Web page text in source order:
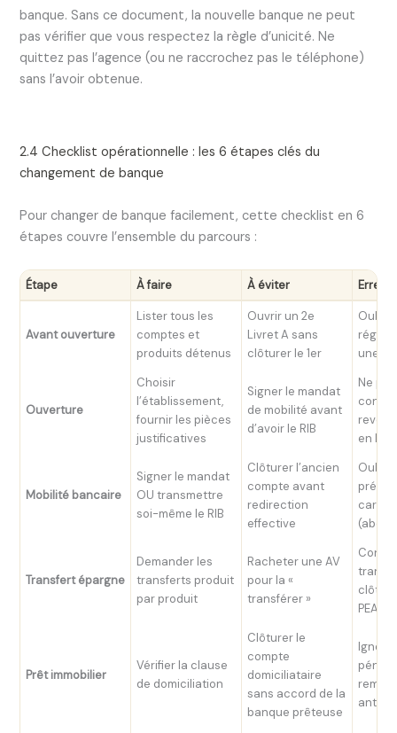
banque. Sans ce document, la nouvelle banque ne peut
pas vérifier que vous respectez la règle d’unicité. Ne
quittez pas l’agence (ou ne raccrochez pas le téléphone)
sans l’avoir obtenue.
2.4 Checklist opérationnelle : les 6 étapes clés du
changement de banque
Pour changer de banque facilement, cette checklist en 6
étapes couvre l’ensemble du parcours :
Étape À faire À éviter Erreur
Avant ouverture
Lister tous les
comptes et
produits détenus
Ouvrir un 2e
Livret A sans
clôturer le 1er
une
Ouverture
Choisir
l’établissement,
fournir les pièces
justificatives
Signer le mandat
de mobilité avant
d’avoir le RIB
Ne
en
Mobilité bancaire
Signer le mandat
OU transmettre
soi-même le RIB
Clôturer l’ancien
compte avant
redirection
effective
carte
Transfert épargne
Demander les
transferts produit
par produit
Racheter une AV
pour la «
transférer »
PEA
Prêt immobilier
Vérifier la clause
de domiciliation
Clôturer le
compte
domiciliataire
sans accord de la
banque prêteuse